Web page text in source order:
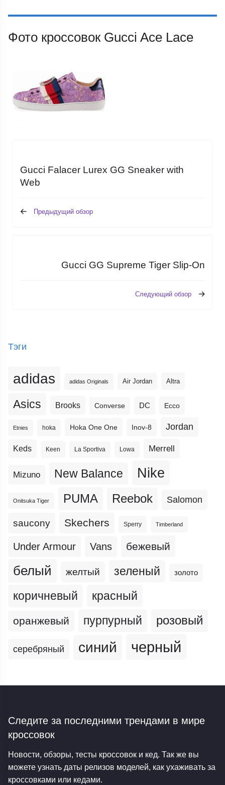
Фото кроссовок Gucci Ace Lace
Gucci Falacer Lurex GG Sneaker with
Web
Предыдущий обзор
Gucci GG Supreme Tiger Slip-On
Следующий обзор
Тэги
adidas adidas Originals Air Jordan Altra
Asics Brooks Converse DC Ecco
Etnies hoka Hoka One One Inov-8 Jordan
Keds Keen La Sportiva Lowa Merrell
Mizuno New Balance Nike
Onitsuka Tiger PUMA Reebok Salomon
saucony Skechers Sperry Timberland
Under Armour Vans бежевый
белый желтый зеленый золото
коричневый красный
оранжевый пурпурный розовый
серебряный синий черный
Следите за последними трендами в мире
кроссовок
Новости, обзоры, тесты кроссовок и кед. Так же вы
можете узнать даты релизов моделей, как ухаживать за
кроссовками или кедами.